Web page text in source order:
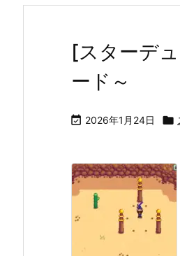
[スターデ
ード～
 2026年1月24日 